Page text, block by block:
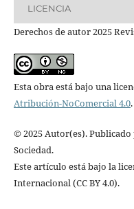
LICENCIA
Derechos de autor 2025
Esta obra está bajo una
Atribución-NoComercial 4.0.
© 2025 Autor(es).
Sociedad.
Este artículo está bajo la
Internacional (CC BY 4.0).